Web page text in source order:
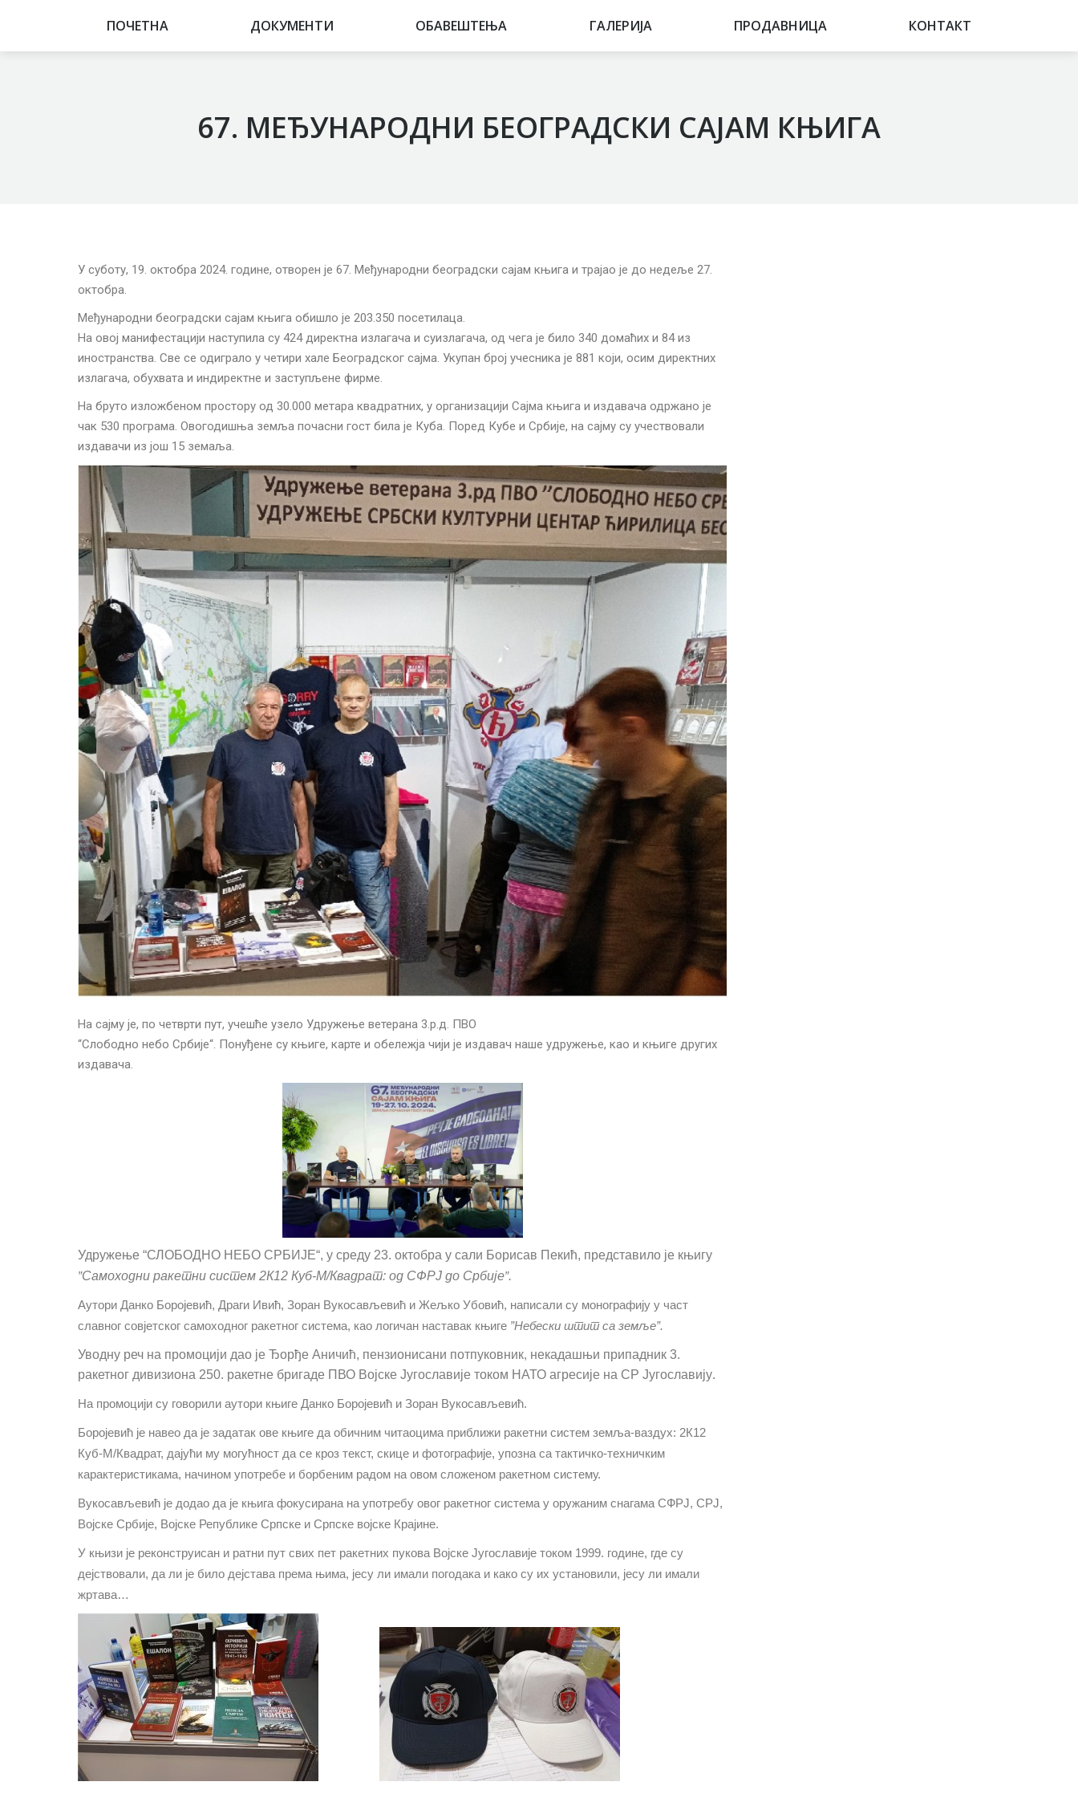
ПОЧЕТНА ДОКУМЕНТИ ОБАВЕШТЕЊА ГАЛЕРИЈА ПРОДАВНИЦА КОНТАКТ
67. МЕЂУНАРОДНИ БЕОГРАДСКИ САЈАМ КЊИГА
У суботу, 19. октобра 2024. године, отворен је 67. Међународни београдски сајам књига и трајао је до недеље 27.
октобра.
Међународни београдски сајам књига обишло је 203.350 посетилаца.
На овој манифестацији наступила су 424 директна излагача и суизлагача, од чега је било 340 домаћих и 84 из
иностранства. Све се одиграло у четири хале Београдског сајма. Укупан број учесника је 881 који, осим директних
излагача, обухвата и индиректне и заступљене фирме.
На бруто изложбеном простору од 30.000 метара квадратних, у организацији Сајма књига и издавача одржано је
чак 530 програма. Овогодишња земља почасни гост била је Куба. Поред Кубе и Србије, на сајму су учествовали
издавачи из још 15 земаља.
На сајму је, по четврти пут, учешће узело Удружење ветерана 3.р.д. ПВО
“Слободно небо Србије“. Понуђене су књиге, карте и обележја чији је издавач наше удружење, као и књиге других
издавача.
Удружење “СЛОБОДНО НЕБО СРБИЈЕ“, у среду 23. октобра у сали Борисав Пекић, представило је књигу
”Самоходни ракетни систем 2К12 Куб-М/Квадрат: oд СФРЈ до Србије”.
Аутори Данко Боројевић, Драги Ивић, Зоран Вукосављевић и Жељко Убовић, написали су монографију у част
славног совјетског самоходног ракетног система, као логичан наставак књиге ”Небески штит са земље”.
Уводну реч на промоцији дао је Ђорђе Аничић, пензионисани потпуковник, некадашњи припадник 3.
ракетног дивизиона 250. ракетне бригаде ПВО Војске Југославије током НАТО агресије на СР Југославију.
На промоцији су говорили аутори књиге Данко Боројевић и Зоран Вукосављевић.
Боројевић је навео да је задатак ове књиге да обичним читаоцима приближи ракетни систем земља-ваздух: 2К12
Куб-М/Квадрат, дајући му могућност да се кроз текст, скице и фотографије, упозна са тактичко-техничким
карактеристикама, начином употребе и борбеним радом на овом сложеном ракетном систему.
Вукосављевић је додао да је књига фокусирана на употребу овог ракетног система у оружаним снагама СФРЈ, СРЈ,
Војске Србије, Војске Републике Српске и Српске војске Крајине.
У књизи је реконструисан и ратни пут свих пет ракетних пукова Војске Југославије током 1999. године, где су
дејствовали, да ли је било дејстава према њима, јесу ли имали погодака и како су их установили, јесу ли имали
жртава…
ПОЧЕТНА ДОКУМЕНТИ ОБАВЕШТЕЊА ГАЛЕРИЈА ПРОДАВНИЦА КОНТАКТ